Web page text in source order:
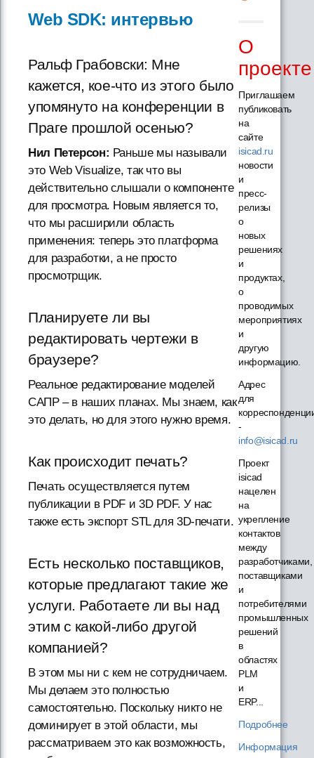
Web SDK: интервью
Ральф Грабовски: Мне
кажется, кое-что из этого было
упомянуто на конференции в
Праге прошлой осенью?
Нил Петерсон: Раньше мы называли
это Web Visualize, так что вы
действительно слышали о компоненте
для просмотра. Новым является то,
что мы расширили область
применения: теперь это платформа
для разработки, а не просто
просмотрщик.
Планируете ли вы
редактировать чертежи в
браузере?
Реальное редактирование моделей
САПР – в наших планах. Мы знаем, как
это делать, но для этого нужно время.
Как происходит печать?
Печать осуществляется путем
публикации в PDF и 3D PDF. У нас
также есть экспорт STL для 3D-печати.
Есть несколько поставщиков,
которые предлагают такие же
услуги. Работаете ли вы над
этим с какой-либо другой
компанией?
В этом мы ни с кем не сотрудничаем.
Мы делаем это полностью
самостоятельно. Поскольку никто не
доминирует в этой области, мы
рассматриваем это как возможность,
О
проекте
Приглашаем
публиковать
на
сайте
isicad.ru
новости
и
пресс-
релизы
о
новых
решениях
и
продуктах,
о
проводимых
мероприятиях
и
другую
информацию.
Адрес
для
-
info@isicad.ru
Проект
isicad
нацелен
на
укрепление
контактов
между
разработчиками,
поставщиками
и
потребителями
промышленных
решений
в
областях
PLM
и
ERP...
Подробнее
Информация